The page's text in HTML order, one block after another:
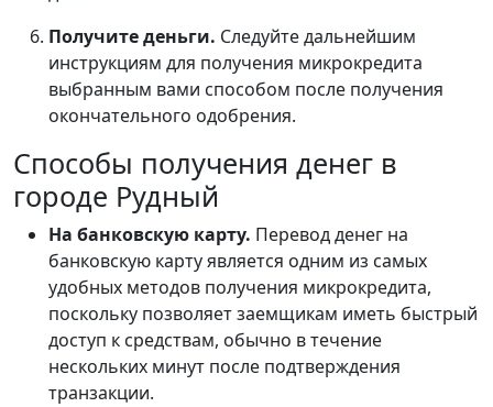
Получите деньги. Следуйте дальнейшим
инструкциям для получения микрокредита
выбранным вами способом после получения
окончательного одобрения.
Способы получения денег в
городе Рудный
На банковскую карту. Перевод денег на
банковскую карту является одним из самых
удобных методов получения микрокредита,
поскольку позволяет заемщикам иметь быстрый
доступ к средствам, обычно в течение
нескольких минут после подтверждения
транзакции.